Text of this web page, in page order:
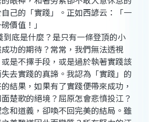
己的「實踐」。正如西諺云：「一
價值！」
到底是什麼？是只有一條登頂的小
功的期待？常常，我們無法透視
或是不擇手段，或是過於執著實踐該
去實踐的真諦。我認為「實踐」的
結果，如果有了實踐便帶來成功，
楚歌的絕境？屈原怎會悲憤投江？
和道義，卻喚不回完美的結局。雖